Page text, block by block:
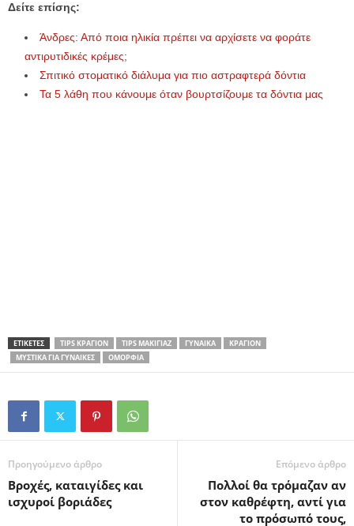
Δείτε επίσης:
Άνδρες: Από ποια ηλικία πρέπει να αρχίσετε να φοράτε
αντιρυτιδικές κρέμες;
Σπιτικό στοματικό διάλυμα για πιο αστραφτερά δόντια
Τα 5 λάθη που κάνουμε όταν βουρτσίζουμε τα δόντια μας
ΕΤΙΚΕΤΕΣ TIPS ΚΡΑΓΙΌΝ TIPS ΜΑΚΙΓΙΆΖ ΓΥΝΑΊΚΑ
ΚΡΑΓΙΌΝ
ΜΥΣΤΙΚΆ ΓΙΑ ΓΥΝΑΙΚΕΣ
ΟΜΟΡΦΙΆ
Προηγούμενο άρθρο
Βροχές, καταιγίδες και
ισχυροί βοριάδες
Επόμενο άρθρο
Πολλοί θα τρόμαζαν αν
στον καθρέφτη, αντί για
το πρόσωπό τους,